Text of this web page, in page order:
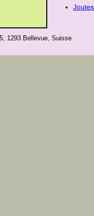
1293 Bellevue, Suisse